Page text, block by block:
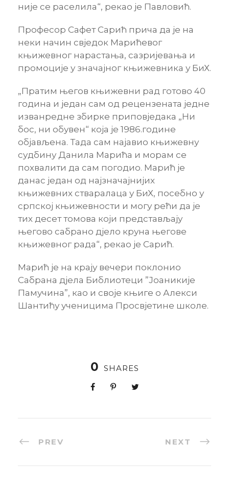
није се раселила“, рекао је Павловић.
Професор Сафет Сарић прича да је на
неки начин свједок Марићевог
књижевног нарастања, сазријевања и
промоције у значајног књижевника у БиХ.
„Пратим његов књижевни рад готово 40
година и један сам од рецензената једне
изванредне збирке приповједака „Ни
бос, ни обувен“ која је 1986.године
објављена. Тада сам најавио књижевну
судбину Данила Марића и морам се
похвалити да сам погодио. Марић је
данас један од најзначајнијих
књижевних стваралаца у БиХ, посебно у
српској књижевности и могу рећи да је
тих десет томова који представљају
његово сабрано дјело круна његове
књижевног рада“, рекао је Сарић.
Марић је на крају вечери поклонио
Сабрана дјела Библиотеци ”Јоаникије
Памучина”, као и своје књиге о Алекси
Шантићу ученицима Просвјетине школе.
0 SHARES
PREV NEXT